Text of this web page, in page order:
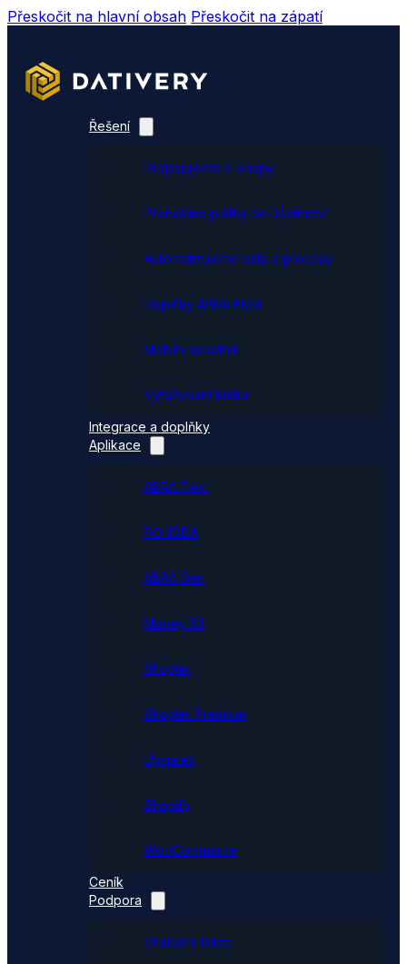
Přeskočit na hlavní obsah Přeskočit na zápatí
Řešení
Propojujeme e-shopy
Přenášíme platby do účetnictví
Automatizujeme data a procesy
Doplňky ABRA Flexi
Mobilní skladník
Vytěžování faktur
Integrace a doplňky
Aplikace
ABRA Flexi
POHODA
ABRA Gen
Money S3
Shoptet
Shoptet Premium
Upgates
Shopify
WooCommerce
Ceník
Podpora
Znalostní báze